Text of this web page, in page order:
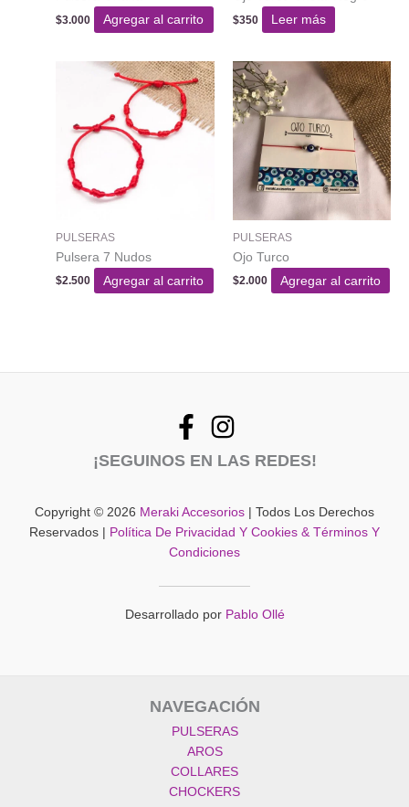
$3.000 Agregar al carrito $350 Leer más
PULSERAS
Pulsera 7 Nudos
$2.500 Agregar al carrito
PULSERAS
Ojo Turco
$2.000 Agregar al carrito
¡SEGUINOS EN LAS REDES!
Copyright © 2026 Meraki Accesorios | Todos Los Derechos
Reservados |
Política De Privacidad Y Cookies & Términos Y
Condiciones
Desarrollado por Pablo Ollé
NAVEGACIÓN
PULSERAS
AROS
COLLARES
CHOCKERS